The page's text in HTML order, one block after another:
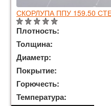
СКОРЛУПА ППУ 159.50
Плотность:
Толщина:
Диаметр:
Покрытие:
Горючесть:
Температура: